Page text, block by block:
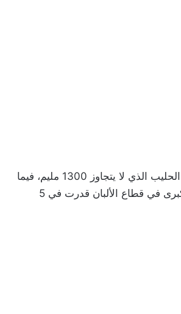
من جهة أخرى، جدّد المتحدّث مطلب المنظمة بترفيع سعر قبول الحليب الذي لا يتجاوز 1300 مليم، فيما
تقدّر كلفته 2000 مليم للتر الواحد، وهو ما يُكبّد المربي خسارة كبرى في قطاع الألبان قدرت في 5